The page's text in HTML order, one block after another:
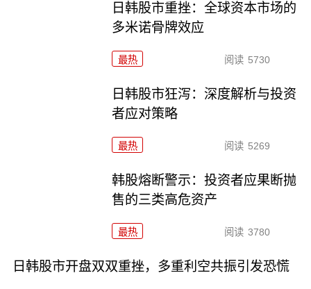
日韩股市重挫：全球资本市场的
多米诺骨牌效应
最热 阅读 5730
日韩股市狂泻：深度解析与投资
者应对策略
最热 阅读 5269
韩股熔断警示：投资者应果断抛
售的三类高危资产
最热 阅读 3780
日韩股市开盘双双重挫，多重利空共振引发恐慌